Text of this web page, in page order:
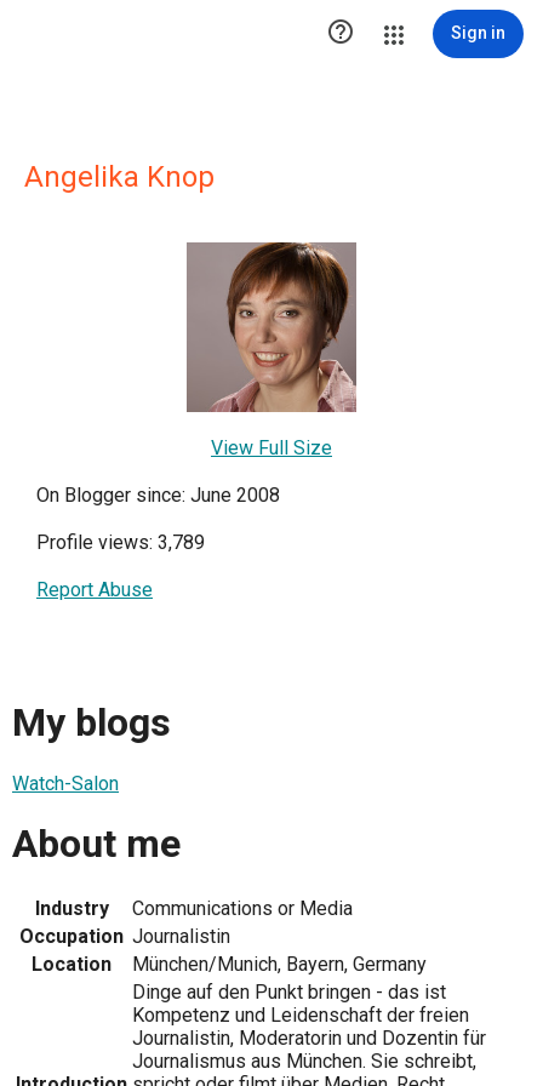
 Sign in
Angelika Knop
View Full Size
On Blogger since: June 2008
Profile views: 3,789
Report Abuse
My blogs
Watch-Salon
About me
Industry
Communications or Media
Occupation Journalistin
Location
München/Munich, Bayern, Germany
Dinge auf den Punkt bringen - das ist
Kompetenz und Leidenschaft der freien
Journalistin, Moderatorin und Dozentin für
Journalismus aus München. Sie schreibt,